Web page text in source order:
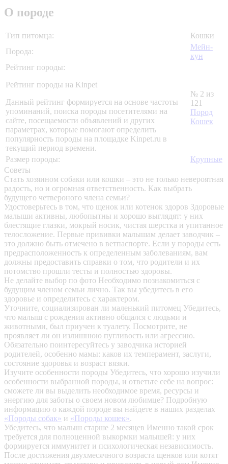
О породе
Тип питомца:
Кошки
Порода:
Мейн-
кун
Рейтинг породы:
Рейтинг породы на Kinpet
Данный рейтинг формируется на основе частоты
упоминаний, поиска породы посетителями на
сайте, посещаемости объявлений и других
параметрах, которые помогают определить
популярность породы на площадке Kinpet.ru в
текущий период времени.
№ 2 из
121
Пород
Кошек
Размер породы:
Крупные
Советы
Стать хозяином собаки или кошки – это не только невероятная
радость, но и огромная ответственность. Как выбрать
будущего четвероного члена семьи?
Удостоверьтесь в том, что щенок или котенок здоров Здоровые
малыши активны, любопытны и хорошо выглядят: у них
блестящие глазки, мокрый носик, чистая шерстка и упитанное
телосложение. Первые прививки малышам делает заводчик –
это должно быть отмечено в ветпаспорте. Если у породы есть
предрасположенность к определенным заболеваниям, вам
должны предоставить справки о том, что родители и их
потомство прошли тесты и полностью здоровы.
Не делайте выбор по фото Необходимо познакомиться с
будущим членом семьи лично. Так вы убедитесь в его
здоровье и определитесь с характером.
Уточните, социализирован ли маленький питомец Убедитесь,
что малыш с рождения активно общался с людьми и
животными, был приучен к туалету. Посмотрите, не
проявляет ли он излишнюю пугливость или агрессию.
Обязательно поинтересуйтесь у заводчика историей
родителей, особенно мамы: каков их темперамент, заслуги,
состояние здоровья и возраст вязки.
Изучите особенности породы Убедитесь, что хорошо изучили
особенности выбранной породы, и ответьте себе на вопрос:
сможете ли вы выделить необходимое время, ресурсы и
энергию для заботы о своем новом любимце? Подробную
информацию о каждой породе вы найдете в наших разделах
«Породы собак» и «Породы кошек».
Убедитесь, что малыш старше 2 месяцев Именно такой срок
требуется для полноценной выкормки малышей: у них
формируется иммунитет и психологическая независимость.
После достижения двухмесячного возраста щенков или котят